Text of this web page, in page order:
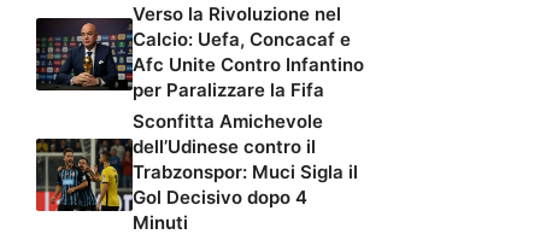
Verso la Rivoluzione nel
Calcio: Uefa, Concacaf e
Afc Unite Contro Infantino
per Paralizzare la Fifa
Sconfitta Amichevole
dell’Udinese contro il
Trabzonspor: Muci Sigla il
Gol Decisivo dopo 4
Minuti